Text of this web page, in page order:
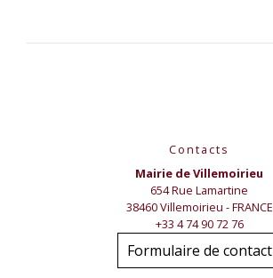
Contacts
Mairie de Villemoirieu
654 Rue Lamartine
38460 Villemoirieu - FRANCE
+33 4 74 90 72 76
Formulaire de contact